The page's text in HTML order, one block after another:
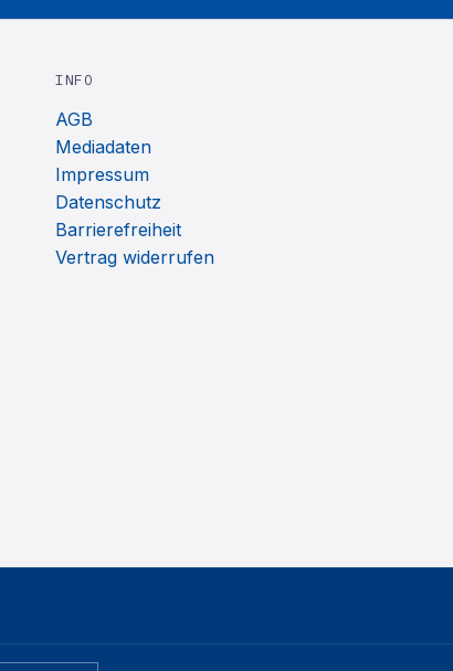
INFO
AGB
Mediadaten
Impressum
Datenschutz
Barrierefreiheit
Vertrag widerrufen